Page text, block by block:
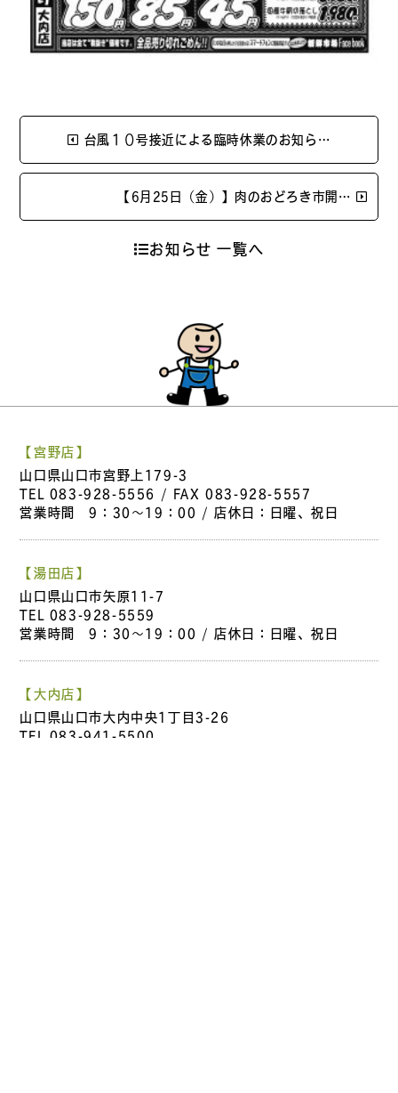
台風１０号接近による臨時休業のお知ら…
【6月25日（金）】肉のおどろき市開…
お知らせ 一覧へ
【宮野店】
山口県山口市宮野上179-3
TEL 083-928-5556 / FAX 083-928-5557
営業時間 9：30～19：00 / 店休日：日曜、祝日
【湯田店】
山口県山口市矢原11-7
TEL 083-928-5559
営業時間 9：30～19：00 / 店休日：日曜、祝日
【大内店】
山口県山口市大内中央1丁目3-26
TEL 083-941-5500